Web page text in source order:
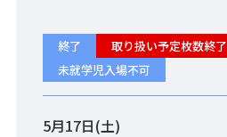
終了
取り扱い予定枚数終了
未就学児入場不可
5月17日(土)